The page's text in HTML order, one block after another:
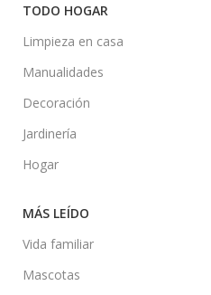
TODO HOGAR
Limpieza en casa
Manualidades
Decoración
Jardinería
Hogar
MÁS LEÍDO
Vida familiar
Mascotas